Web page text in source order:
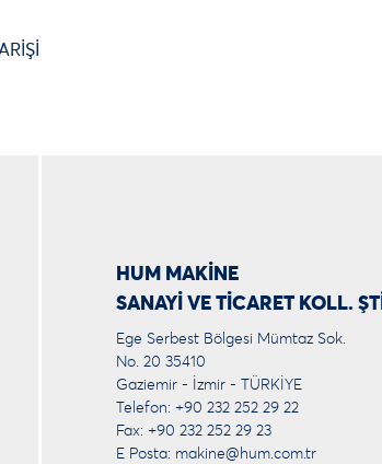
HUM MAKİNE
SANAYİ VE TİCARET KOLL. ŞTİ
Ege Serbest Bölgesi Mümtaz Sok.
No. 20 35410
Gaziemir - İzmir - TÜRKİYE
Telefon: +90 232 252 29 22
Fax: +90 232 252 29 23
E Posta: makine@hum.com.tr